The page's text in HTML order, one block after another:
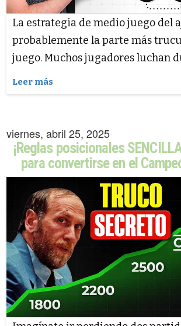
La estrategia de medio juego del
probablemente la parte más
juego. Muchos jugadores luchan
Leer más
viernes, abril 25, 2025
¡Reglas posicionales
para convertirse en el